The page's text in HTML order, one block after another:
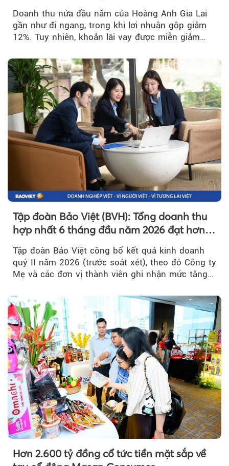
Doanh thu nửa đầu năm của Hoàng Anh Gia Lai
gần như đi ngang, trong khi lợi nhuận gộp giảm
12%. Tuy nhiên, khoản lãi vay được miễn giảm
Tập đoàn Bảo Việt (BVH): Tổng doanh thu
hợp nhất 6 tháng đầu năm 2026 đạt hơn
32.000 tỷ đồng, tăng trưởng 9,2%
Tập đoàn Bảo Việt công bố kết quả kinh doanh
quý II năm 2026 (trước soát xét), theo đó Công ty
Mẹ và các đơn vị thành viên ghi nhận mức tăng
Hơn 2.600 tỷ đồng cổ tức tiền mặt sắp về